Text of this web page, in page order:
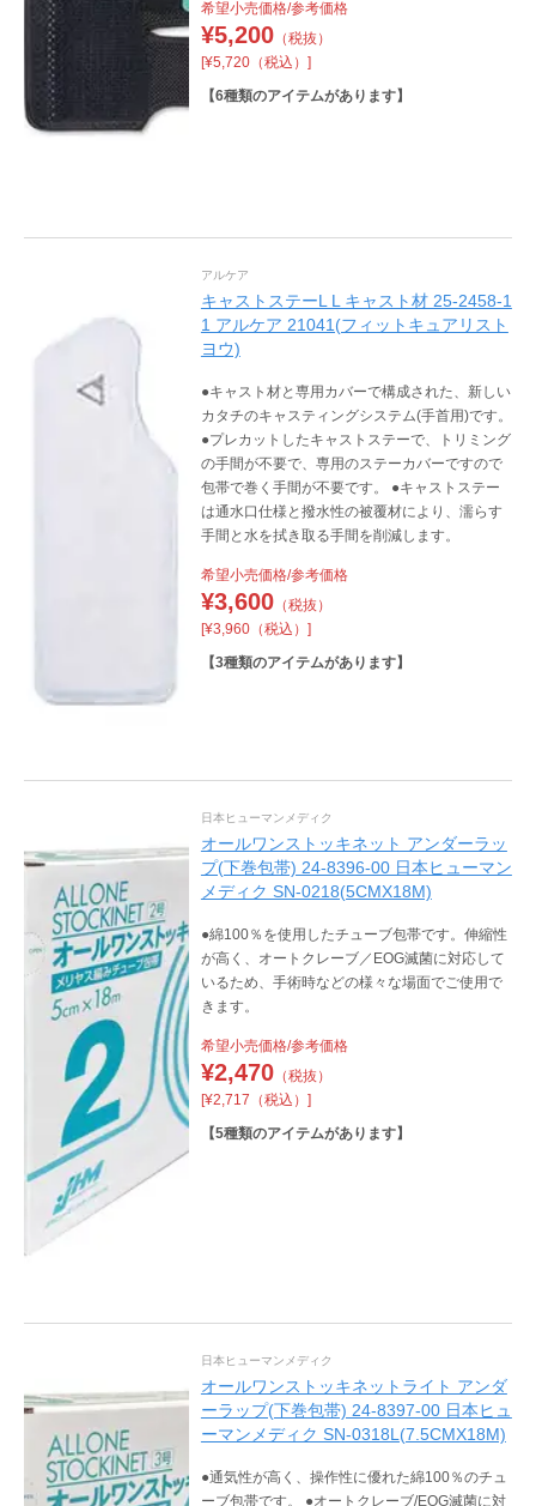
希望小売価格/参考価格
¥5,200（税抜）
[¥5,720（税込）]
【6種類のアイテムがあります】
アルケア
キャストステーL L キャスト材 25-2458-1
1 アルケア 21041(フィットキュアリスト
ヨウ)
●キャスト材と専用カバーで構成された、新しい
カタチのキャスティングシステム(手首用)です。
●プレカットしたキャストステーで、トリミング
の手間が不要で、専用のステーカバーですので
包帯で巻く手間が不要です。 ●キャストステー
は通水口仕様と撥水性の被覆材により、濡らす
手間と水を拭き取る手間を削減します。
希望小売価格/参考価格
¥3,600（税抜）
[¥3,960（税込）]
【3種類のアイテムがあります】
日本ヒューマンメディク
オールワンストッキネット アンダーラッ
プ(下巻包帯) 24-8396-00 日本ヒューマン
メディク SN-0218(5CMX18M)
●綿100％を使用したチューブ包帯です。伸縮性
が高く、オートクレーブ／EOG滅菌に対応して
いるため、手術時などの様々な場面でご使用で
きます。
希望小売価格/参考価格
¥2,470（税抜）
[¥2,717（税込）]
【5種類のアイテムがあります】
日本ヒューマンメディク
オールワンストッキネットライト アンダ
ーラップ(下巻包帯) 24-8397-00 日本ヒュ
ーマンメディク SN-0318L(7.5CMX18M)
●通気性が高く、操作性に優れた綿100％のチュ
ーブ包帯です。 ●オートクレーブ/EOG滅菌に対